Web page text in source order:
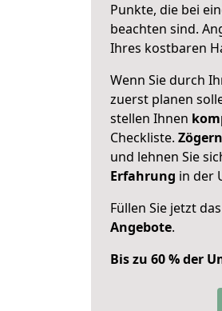
Punkte, die bei
beachten sind.
Ihres kostbaren
Wenn Sie durch
zuerst planen
stellen Ihnen
Checkliste.
und lehnen Sie
Erfahrung in der
Füllen Sie jetzt
Angebote.
Bis zu 60 % der